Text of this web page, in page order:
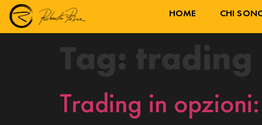
HOME CHI
Tag:
Trading in